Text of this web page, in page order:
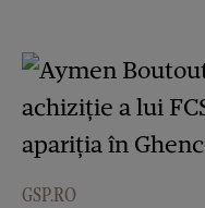
GSP.RO